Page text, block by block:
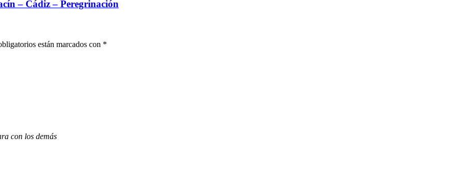
– Cádiz – Peregrinación
están marcados con *
con los demás